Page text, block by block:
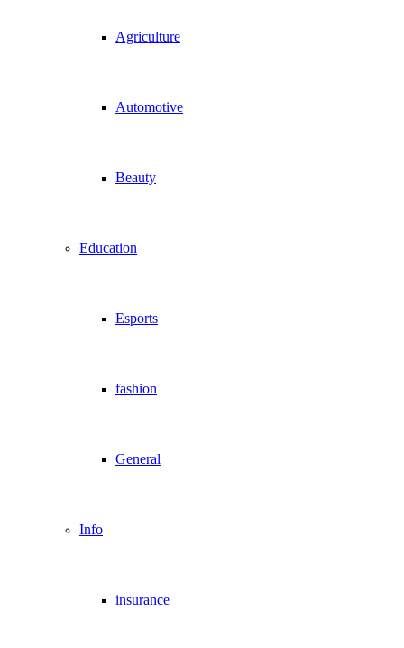
Agriculture
Automotive
Beauty
Education
Esports
fashion
General
Info
insurance